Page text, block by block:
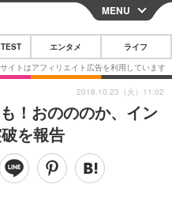
CLOSE
スマートフォン
その他
映画・ドラマ
MENU
エンタメ ライフ
！おのののか、イン
を報告
2018.10.23（火）11:02